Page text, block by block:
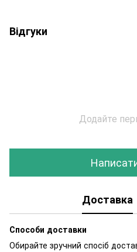
Відгуки
Додайте
Доставка
Способи доставки
Обирайте зручний спосіб